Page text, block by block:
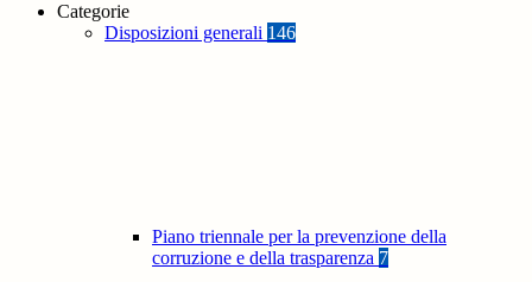
Categorie
Disposizioni generali 146
Piano triennale per la prevenzione della
corruzione e della trasparenza 7